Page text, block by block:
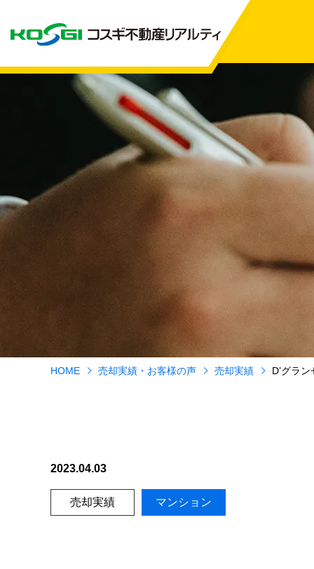
HOME 売却実績・お客様の声 売却実績 D’グラ
2023.04.03
売却実績 マンション